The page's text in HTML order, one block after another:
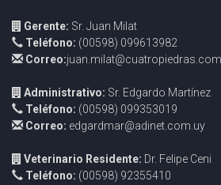
Gerente: Sr. Juan Milat
Teléfono: (00598) 099613982
Correo:juan.milat@cuatropiedras.com
Administrativo: Sr. Edgardo Martínez
Teléfono: (00598) 099353019
Correo: edgardmar@adinet.com.uy
Veterinario Residente: Dr. Felipe Ceni
Teléfono: (00598) 92355410